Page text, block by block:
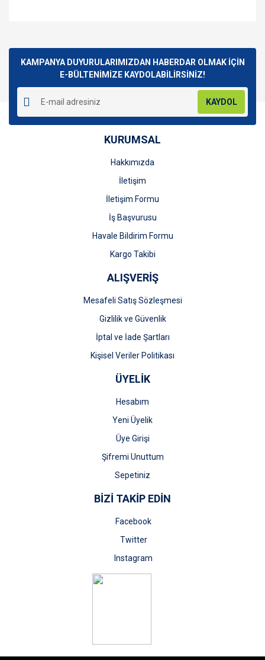
Yorum Yaz
kullanarak tarafımıza iletebilirsiniz.
Görüş ve önerileriniz için teşekkür ederiz.
Ürün resmi kalitesiz, bozuk veya görüntülenemiyor.
Ürün açıklamasında eksik bilgiler bulunuyor.
Ürün bilgilerinde hatalar bulunuyor.
Ürün fiyatı diğer sitelerden daha pahalı.
Gönder
KAMPANYA DUYURULARIMIZDAN HABERDAR OLMAK İÇİN
E-BÜLTENİMİZE KAYDOLABİLİRSİNİZ!
KAYDOL
KURUMSAL
Hakkımızda
İletişim
İletişim Formu
İş Başvurusu
Havale Bildirim Formu
Kargo Takibi
ALIŞVERİŞ
Mesafeli Satış Sözleşmesi
Gizlilik ve Güvenlik
İptal ve İade Şartları
Kişisel Veriler Politikası
ÜYELİK
Hesabım
Yeni Üyelik
Üye Girişi
Şifremi Unuttum
Sepetiniz
BİZİ TAKİP EDİN
Facebook
Twitter
Instagram